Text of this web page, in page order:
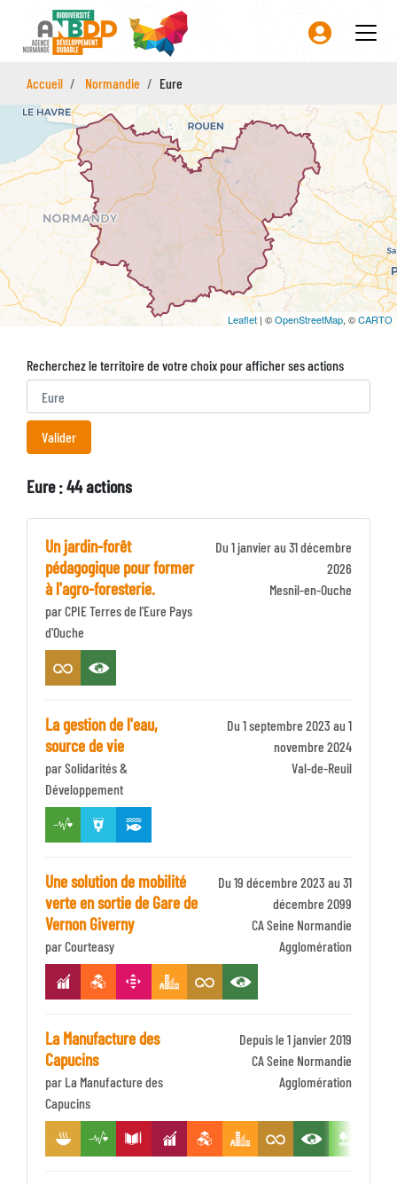
contenu
Accueil Normandie Eure
Leaflet | ©OpenStreetMap, ©CARTO
Recherchez le territoire de votre choix pour afficher ses actions
Eure : 44 actions
Un jardin-forêt
pédagogique pour former
à l'agro-foresterie.
par CPIE Terres de l'Eure Pays
d'Ouche
Du 1 janvier au 31 décembre
2026
Mesnil-en-Ouche
La gestion de l'eau,
source de vie
par Solidarités &
Développement
Du 1 septembre 2023 au 1
novembre 2024
Val-de-Reuil
Une solution de mobilité
verte en sortie de Gare de
Vernon Giverny
par Courteasy
Du 19 décembre 2023 au 31
décembre 2099
CA Seine Normandie
Agglomération
La Manufacture des
Capucins
par La Manufacture des
Capucins
Depuis le 1 janvier 2019
CA Seine Normandie
Agglomération